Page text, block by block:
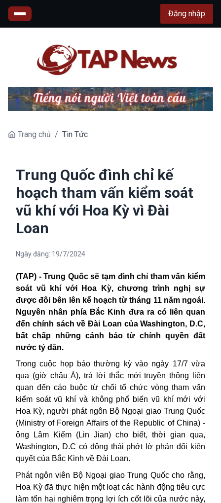
Đăng nhập
Trang chủ / Tin Tức
Trung Quốc đình chỉ kế
hoạch tham vấn kiểm soát
vũ khí với Hoa Kỳ vì Đài
Loan
Ngày đăng: 19/7/2024
(TAP) - Trung Quốc sẽ tạm đình chỉ tham vấn kiểm
soát vũ khí với Hoa Kỳ, chương trình nghị sự
được đôi bên lên kế hoạch từ tháng 11 năm ngoái.
Nguyên nhân phía Bắc Kinh đưa ra có liên quan
đến chính sách về Đài Loan của Washington, D.C,
bất chấp những cảnh báo từ chính quyền đất
nước tỷ dân.
Trong cuộc họp báo thường kỳ vào ngày 17/7 vừa
qua (giờ châu Á), trả lời thắc mới truyền thông liên
quan đến cáo buộc từ chối tổ chức vòng tham vấn
kiểm soát vũ khí và không phổ biến vũ khí mới với
Hoa Kỳ, người phát ngôn Bộ Ngoại giao Trung Quốc
(Ministry of Foreign Affairs of the Republic of China) -
ông Lâm Kiếm (Lin Jian) cho biết, thời gian qua,
Washington, D.C có động thái phớt lờ phản đối kiên
quyết của Bắc Kinh về Đài Loan.
Phát ngôn viên Bộ Ngoại giao Trung Quốc cho rằng,
Hoa Kỳ đã thực hiện một loạt các hành động tiêu cực
làm tổn hại nghiêm trọng lợi ích cốt lõi của nước này,